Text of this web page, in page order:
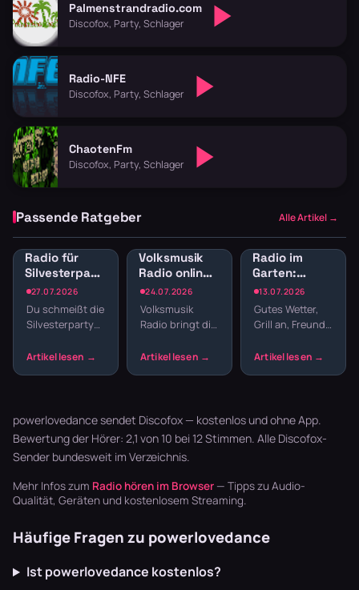
Palmenstrandradio.com
Discofox, Party, Schlager
Radio-NFE
Discofox, Party, Schlager
ChaotenFm
Discofox, Party, Schlager
Passende Ratgeber Alle Artikel →
27.07.2026
Radio für
Silvesterparty:
Die besten
Sender für
den
Jahreswechsel
Du schmeißt die
Silvesterparty
den ganzen
läuft dur…
24.07.2026
Volksmusik
Radio online:
Traditionelle
Klänge und
Blasmusik
Volksmusik
Radio bringt dir
ins
Blaskapellen.
Keine v…
13.07.2026
Radio im
Garten:
Sender für
Gartenparty
und
Grillabend
Gutes Wetter,
Grill an, Freunde
noch die
Garten läu…
powerlovedance sendet Discofox — kostenlos und ohne App.
Bewertung der Hörer: 2,1 von 10 bei 12 Stimmen. Alle Discofox-
Sender bundesweit im Verzeichnis.
Mehr Infos zum Radio hören im Browser — Tipps zu Audio-
Qualität, Geräten und kostenlosem Streaming.
Häufige Fragen zu powerlovedance
Ist powerlovedance kostenlos?